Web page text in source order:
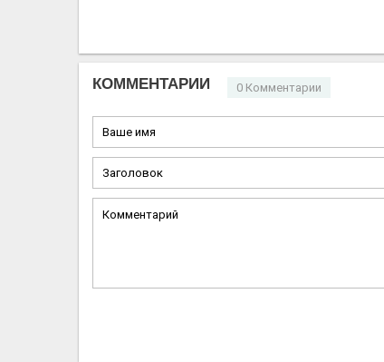
КОММЕНТАРИИ 0 Комментарии